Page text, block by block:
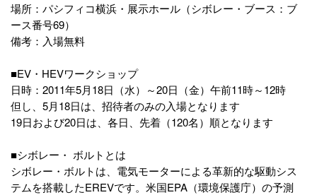
場所：パシフィコ横浜・展示ホール（シボレー・ブース：ブ
ース番号69）
備考：入場無料
■EV・HEVワークショップ
日時：2011年5月18日（水）～20日（金）午前11時～12時
但し、5月18日は、招待者のみの入場となります
19日および20日は、各日、先着（120名）順となります
■シボレー・ ボルトとは
シボレー・ボルトは、電気モーターによる革新的な駆動シス
テムを搭載したEREVです。米国EPA（環境保護庁）の予測